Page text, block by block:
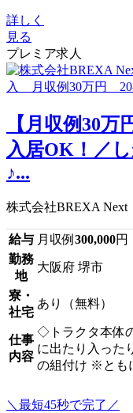
詳しく
見る
プレミア求人
【月収例30
入居OK！／
♪...
株式会社BREXA Next
給与 月収例 300,000円
勤務
地
大阪府 堺市
寮・
社宅
あり（無料）
仕事
内容
◇トラクタ本体
に出たり入った
の組付け ※とも
＼最短45秒で完了／